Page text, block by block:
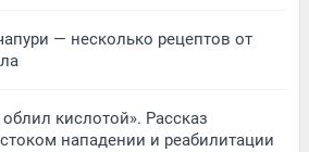
— несколько рецептов от
кислотой». Рассказ
нападении и реабилитации